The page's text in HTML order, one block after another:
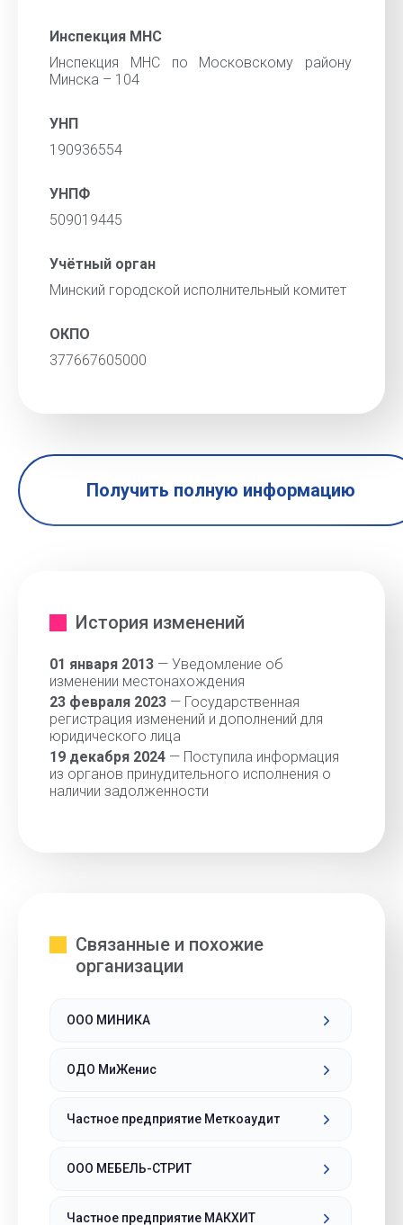
Инспекция МНС
Инспекция МНС по Московскому району
Минска – 104
УНП
190936554
УНПФ
509019445
Учётный орган
Минский городской исполнительный комитет
ОКПО
377667605000
Получить полную информацию
История изменений
01 января 2013 — Уведомление об
изменении местонахождения
23 февраля 2023 — Государственная
регистрация изменений и дополнений для
юридического лица
19 декабря 2024 — Поступила информация
из органов принудительного исполнения о
наличии задолженности
Связанные и похожие
организации
ООО МИНИКА
ОДО МиЖенис
Частное предприятие Меткоаудит
ООО МЕБЕЛЬ-СТРИТ
Частное предприятие МАКХИТ